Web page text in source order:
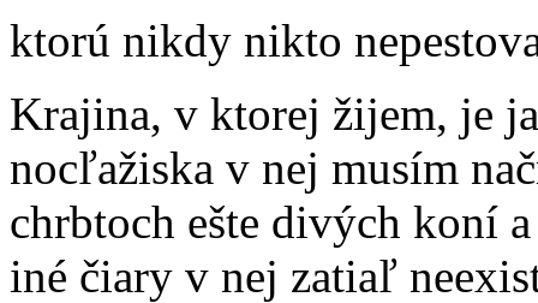
ktorú nikdy nikto
Krajina, v ktorej žijem, je
nocľažiska v nej musím
chrbtoch ešte divých koní
iné čiary v nej zatiaľ